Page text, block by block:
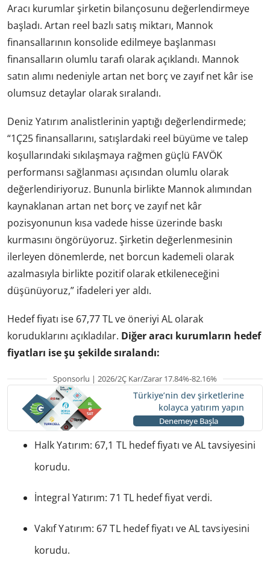
Aracı kurumlar şirketin bilançosunu değerlendirmeye
başladı. Artan reel bazlı satış miktarı, Mannok
finansallarının konsolide edilmeye başlanması
finansalların olumlu tarafı olarak açıklandı. Mannok
satın alımı nedeniyle artan net borç ve zayıf net kâr ise
olumsuz detaylar olarak sıralandı.
Deniz Yatırım analistlerinin yaptığı değerlendirmede;
“1Ç25 finansallarını, satışlardaki reel büyüme ve talep
koşullarındaki sıkılaşmaya rağmen güçlü FAVÖK
performansı sağlanması açısından olumlu olarak
değerlendiriyoruz. Bununla birlikte Mannok alımından
kaynaklanan artan net borç ve zayıf net kâr
pozisyonunun kısa vadede hisse üzerinde baskı
kurmasını öngörüyoruz. Şirketin değerlenmesinin
ilerleyen dönemlerde, net borcun kademeli olarak
azalmasıyla birlikte pozitif olarak etkileneceğini
düşünüyoruz,” ifadeleri yer aldı.
Hedef fiyatı ise 67,77 TL ve öneriyi AL olarak
koruduklarını açıkladılar. Diğer aracı kurumların hedef
fiyatları ise şu şekilde sıralandı:
Sponsorlu | 2026/2Ç Kar/Zarar 17.84%-82.16%
Türkiye’nin dev şirketlerine
kolayca yatırım yapın
Denemeye Başla
Halk Yatırım: 67,1 TL hedef fiyatı ve AL tavsiyesini
korudu.
İntegral Yatırım: 71 TL hedef fiyat verdi.
Vakıf Yatırım: 67 TL hedef fiyatı ve AL tavsiyesini
korudu.